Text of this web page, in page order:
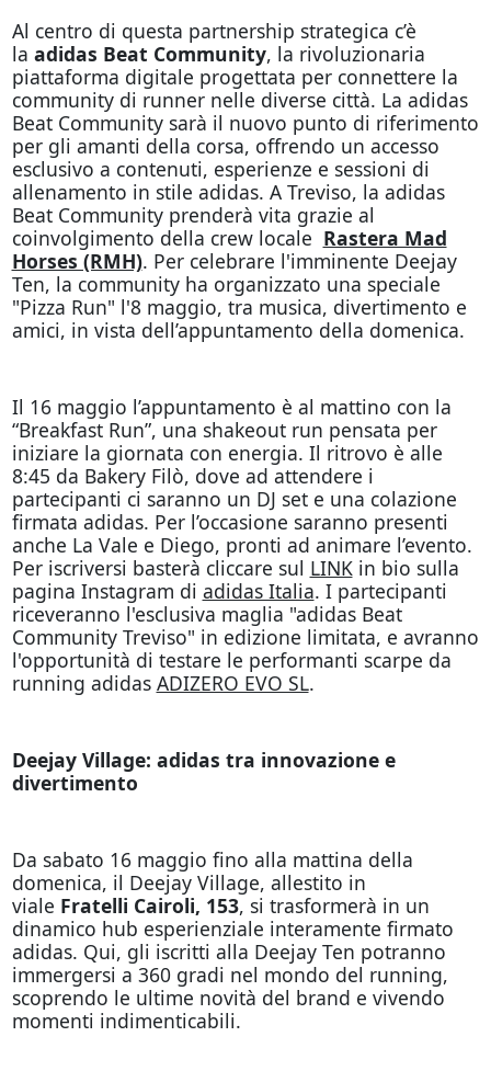
Al centro di questa partnership strategica c’è
la adidas Beat Community, la rivoluzionaria
piattaforma digitale progettata per connettere la
community di runner nelle diverse città. La adidas
Beat Community sarà il nuovo punto di riferimento
per gli amanti della corsa, offrendo un accesso
esclusivo a contenuti, esperienze e sessioni di
allenamento in stile adidas. A Treviso, la adidas
Beat Community prenderà vita grazie al
coinvolgimento della crew locale Rastera Mad
Horses (RMH). Per celebrare l'imminente Deejay
Ten, la community ha organizzato una speciale
"Pizza Run" l'8 maggio, tra musica, divertimento e
amici, in vista dell’appuntamento della domenica.
Il 16 maggio l’appuntamento è al mattino con la
“Breakfast Run”, una shakeout run pensata per
iniziare la giornata con energia. Il ritrovo è alle
8:45 da Bakery Filò, dove ad attendere i
partecipanti ci saranno un DJ set e una colazione
firmata adidas. Per l’occasione saranno presenti
anche La Vale e Diego, pronti ad animare l’evento.
Per iscriversi basterà cliccare sul LINKin bio sulla
pagina Instagram di adidas Italia. I partecipanti
riceveranno l'esclusiva maglia "adidas Beat
Community Treviso" in edizione limitata, e avranno
l'opportunità di testare le performanti scarpe da
running adidas ADIZERO EVO SL.
Deejay Village: adidas tra innovazione e
divertimento
Da sabato 16 maggio fino alla mattina della
domenica, il Deejay Village, allestito in
viale Fratelli Cairoli, 153, si trasformerà in un
dinamico hub esperienziale interamente firmato
adidas. Qui, gli iscritti alla Deejay Ten potranno
immergersi a 360 gradi nel mondo del running,
scoprendo le ultime novità del brand e vivendo
momenti indimenticabili.